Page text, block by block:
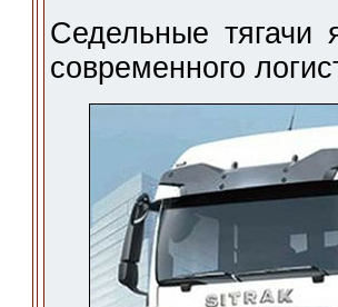
Седельные тягачи
современного